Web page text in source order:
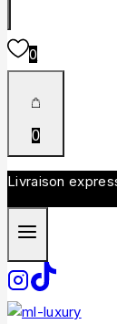
0
0
Livraison